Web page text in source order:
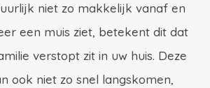
niet zo makkelijk vanaf en
een muis ziet, betekent dit dat
verstopt zit in uw huis. Deze
ook niet zo snel langskomen,